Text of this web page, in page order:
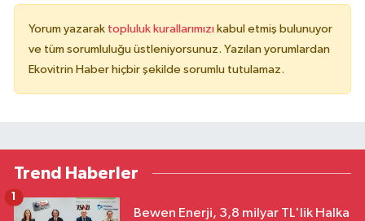
Yorum yazarak topluluk kurallarımızı kabul etmiş bulunuyor
ve tüm sorumluluğu üstleniyorsunuz. Yazılan yorumlardan
Ekovitrin Haber hiçbir şekilde sorumlu tutulamaz.
Trend Haberler
Bewen Enerji, 3,8 milyar TL'lik Halka
1